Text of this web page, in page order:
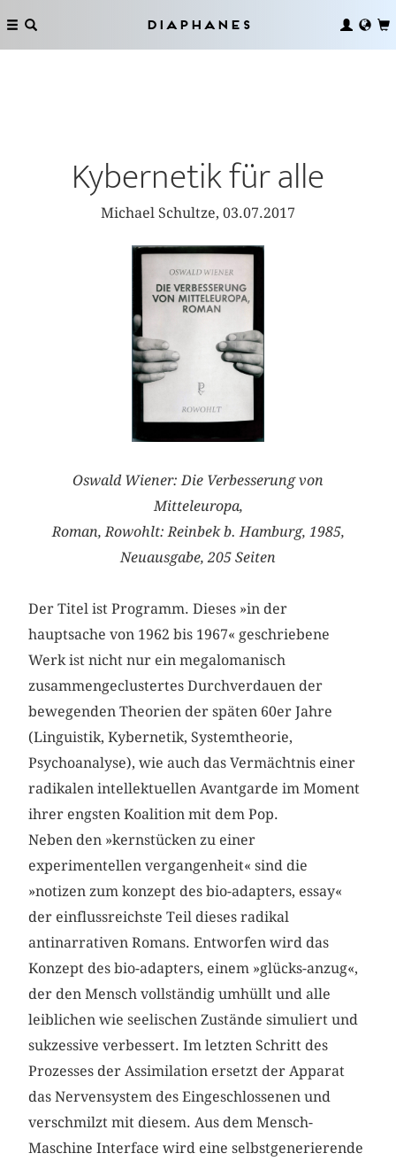
Diaphanes
Kybernetik für alle
Michael Schultze, 03.07.2017
Oswald Wiener: Die Verbesserung von
Mitteleuropa,
Roman, Rowohlt: Reinbek b. Hamburg, 1985,
Neuausgabe, 205 Seiten
Der Titel ist Programm. Dieses »in der
hauptsache von 1962 bis 1967« geschriebene
Werk ist nicht nur ein megalomanisch
zusammengeclustertes Durchverdauen der
bewegenden Theorien der späten 60er Jahre
(Linguistik, Kybernetik, Systemtheorie,
Psychoanalyse), wie auch das Vermächtnis einer
radikalen intellektuellen Avantgarde im Moment
ihrer engsten Koalition mit dem Pop.
Neben den »kernstücken zu einer
experimentellen vergangenheit« sind die
»notizen zum konzept des bio-adapters, essay«
der einflussreichste Teil dieses radikal
antinarrativen Romans. Entworfen wird das
Konzept des bio-adapters, einem »glücks-anzug«,
der den Mensch vollständig umhüllt und alle
leiblichen wie seelischen Zustände simuliert und
sukzessive verbessert. Im letzten Schritt des
Prozesses der Assimilation ersetzt der Apparat
das Nervensystem des Eingeschlossenen und
verschmilzt mit diesem. Aus dem Mensch-
Maschine Inter­face wird eine selbstgenerierende